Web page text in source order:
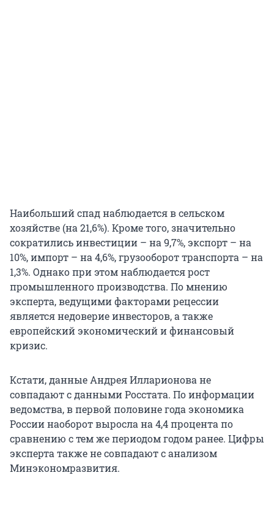
Наибольший спад наблюдается в сельском
хозяйстве (на 21,6%). Кроме того, значительно
сократились инвестиции – на 9,7%, экспорт – на
10%, импорт – на 4,6%, грузооборот транспорта – на
1,3%. Однако при этом наблюдается рост
промышленного производства. По мнению
эксперта, ведущими факторами рецессии
является недоверие инвесторов, а также
европейский экономический и финансовый
кризис.
Кстати, данные Андрея Илларионова не
совпадают с данными Росстата. По информации
ведомства, в первой половине года экономика
России наоборот выросла на 4,4 процента по
сравнению с тем же периодом годом ранее. Цифры
эксперта также не совпадают с анализом
Минэкономразвития.